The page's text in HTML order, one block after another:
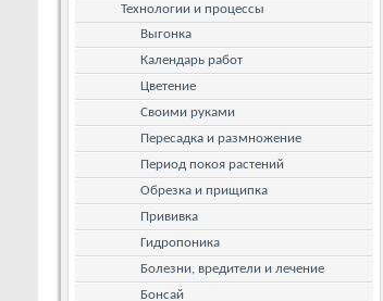
Технологии и процессы
Выгонка
Календарь работ
Цветение
Своими руками
Пересадка и размножение
Период покоя растений
Обрезка и прищипка
Прививка
Гидропоника
Болезни, вредители и лечение
Бонсай